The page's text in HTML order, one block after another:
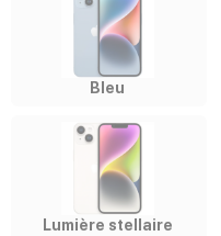
Bleu
Lumière stellaire